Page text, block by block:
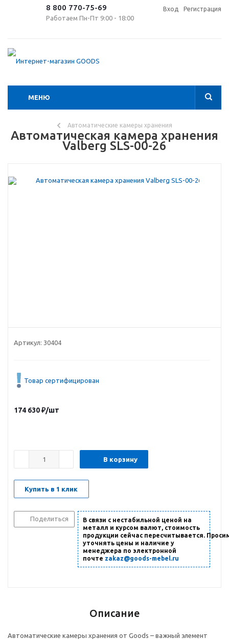
8 800 770-75-69
Работаем Пн-Пт 9:00 - 18:00
Вход Регистрация
МЕНЮ
Автоматические камеры хранения
Автоматическая камера хранения
Valberg SLS-00-26
Артикул: 30404
Товар сертифицирован
174 630₽/шт
В корзину
Купить в 1 клик
Поделиться
В связи с нестабильной ценой на
металл и курсом валют, стоимость
продукции сейчас пересчитывается.
уточнять цены и наличие у
менеджера по электронной
почте zakaz@goods-mebel.ru
Описание
Автоматические камеры хранения от Goods – важный элемент